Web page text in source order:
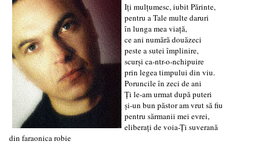
Iţi mulţumesc, iubit Părinte,
pentru a Tale multe daruri
în lunga mea viaţă,
ce ani numără douăzeci
peste a sutei împlinire,
scurşi ca-ntr-o-nchipuire
prin legea timpului din viu.
Poruncile în zeci de ani
Ţi le-am urmat după puteri
şi-un bun păstor am vrut să fiu
pentru sărmanii mei evrei,
eliberaţi de voia-Ţi suverană
din faraonica robie